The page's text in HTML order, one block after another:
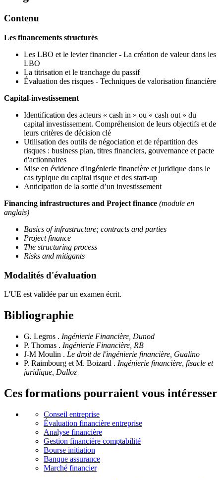
Contenu
Les financements structurés
Les LBO et le levier financier - La création de valeur dans les
LBO
La titrisation et le tranchage du passif
Évaluation des risques - Techniques de valorisation financière
Capital-investissement
Identification des acteurs « cash in » ou « cash out » du
capital investissement. Compréhension de leurs objectifs et de
leurs critères de décision clé
Utilisation des outils de négociation et de répartition des
risques : business plan, titres financiers, gouvernance et pacte
d'actionnaires
Mise en évidence d'ingénierie financière et juridique dans le
cas typique du capital risque et des start-up
Anticipation de la sortie d’un investissement
Financing infrastructures and Project finance (module en
anglais)
Basics of infrastructure; contracts and parties
Project finance
The structuring process
Risks and mitigants
Modalités d'évaluation
L'UE est validée par un examen écrit.
Bibliographie
G. Legros . Ingénierie Financière, Dunod
P. Thomas . Ingénierie Financière, RB
J-M Moulin . Le droit de l'ingénierie financière, Gualino
P. Raimbourg et M. Boizard . Ingénierie financière, fisacle et
juridique, Dalloz
Ces formations pourraient vous intéresser
Conseil entreprise
Évaluation financière entreprise
Analyse financière
Gestion financière comptabilité
Bourse initiation
Banque assurance
Marché financier